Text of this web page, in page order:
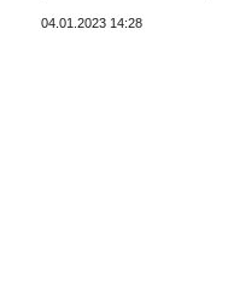
04.01.2023 14:28